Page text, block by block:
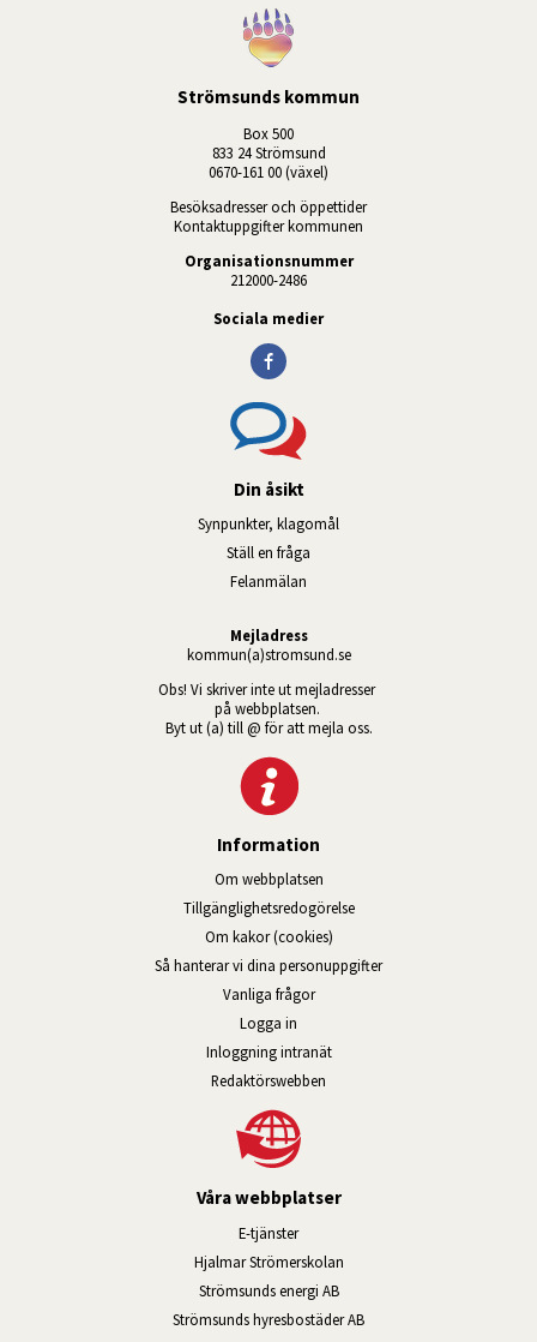
Strömsunds kommun
Box 500
833 24 Strömsund
0670-161 00 (växel)
Besöksadresser och öppettider
Kontaktuppgifter kommunen
Organisationsnummer
212000-2486
Sociala medier
Din åsikt
Synpunkter, klagomål
Ställ en fråga
Felanmälan
Mejladress
kommun(a)stromsund.se
Obs! Vi skriver inte ut mejladresser
på webbplatsen.
Byt ut (a) till @ för att mejla oss.
Information
Om webbplatsen
Tillgänglig­hets­redo­görelse
Om kakor (cookies)
Så hanterar vi dina personuppgifter
Vanliga frågor
Logga in
Inloggning intranätÖppnas i nytt fönster.
Redaktörswebben
Våra webbplatser
E-tjänsterLänk till annan webbplats, öppnas i
Hjalmar StrömerskolanLänk till annan webbplats,
Strömsunds energi ABLänk till annan webbplats,
Strömsunds hyresbostäder ABLänk till annan